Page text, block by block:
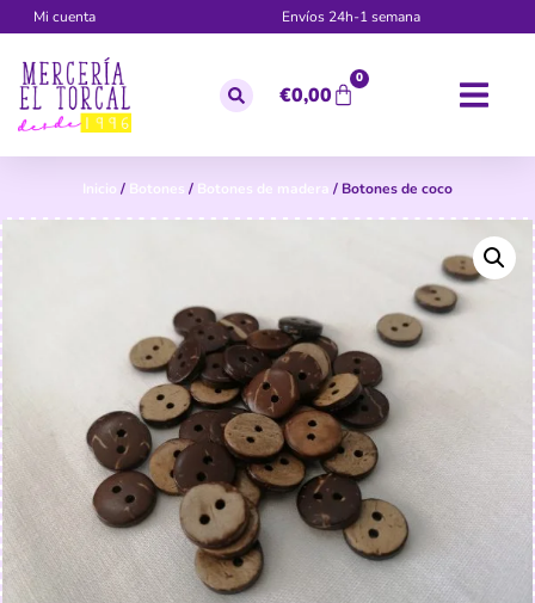
Mi cuenta Envíos 24h-1 semana
€0,00
0
Inicio / Botones / Botones de madera / Botones de coco